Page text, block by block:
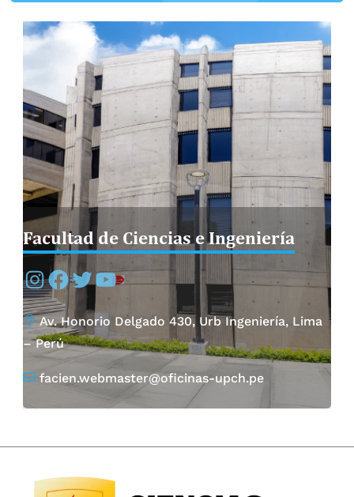
Datos Generales: Perfil […]
Facultad de Ciencias e Ingeniería
Instagram
Facebook
Twitter
YouTube
Av. Honorio Delgado 430, Urb Ingeniería, Lima
– Perú
facien.webmaster@oficinas-upch.pe